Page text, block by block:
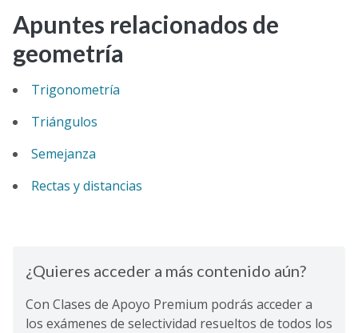
Apuntes relacionados de
geometría
Trigonometría
Triángulos
Semejanza
Rectas y distancias
¿Quieres acceder a más contenido aún?
Con Clases de Apoyo Premium podrás acceder a
los exámenes de selectividad resueltos de todos los